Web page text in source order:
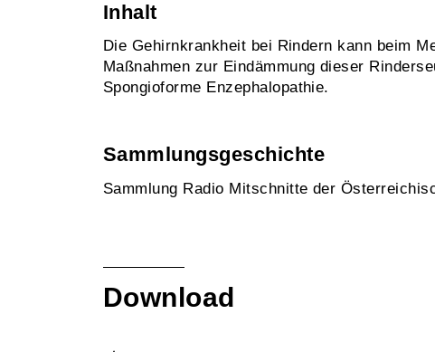
Inhalt
Die Gehirnkrankheit bei Rindern kann beim
Maßnahmen zur Eindämmung dieser
Spongioforme Enzephalopathie.
Sammlungsgeschichte
Sammlung Radio Mitschnitte der
Download